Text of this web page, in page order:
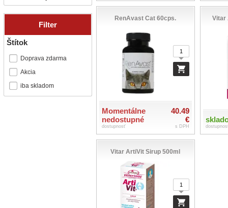
Filter
Štítok
Doprava zdarma
Akcia
iba skladom
RenAvast Cat 60cps.
Momentálne
nedostupné
dostupnosť
40.49
€
s DPH
Vitar
Vitar ArtiVit Sirup 500ml